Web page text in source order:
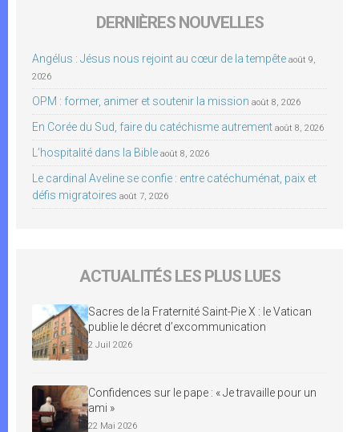
DERNIÈRES NOUVELLES
Angélus : Jésus nous rejoint au cœur de la tempête août 9,
2026
OPM : former, animer et soutenir la mission août 8, 2026
En Corée du Sud, faire du catéchisme autrement août 8, 2026
L’hospitalité dans la Bible août 8, 2026
Le cardinal Aveline se confie : entre catéchuménat, paix et
défis migratoires août 7, 2026
ACTUALITÉS LES PLUS LUES
Sacres de la Fraternité Saint-Pie X : le Vatican
publie le décret d’excommunication
2 Juil 2026
Confidences sur le pape : « Je travaille pour un
ami »
22 Mai 2026